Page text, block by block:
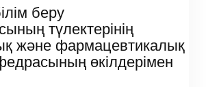
беру
түлектерінің
және фармацевтикалық
өкілдерімен